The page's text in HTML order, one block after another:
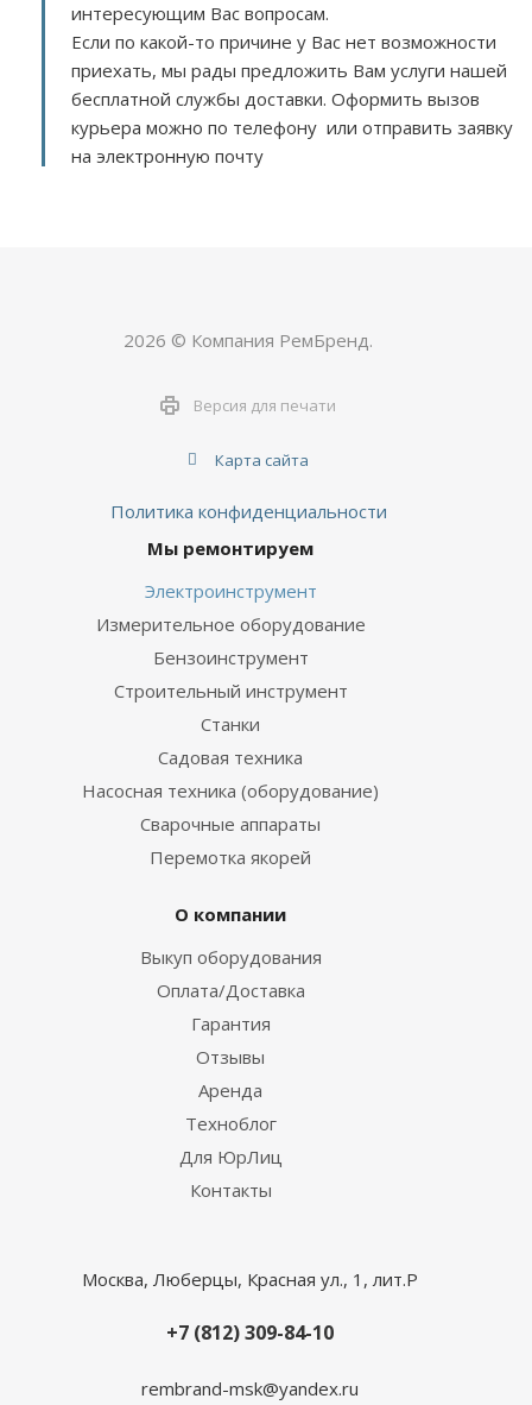
интересующим Вас вопросам.
Если по какой-то причине у Вас нет возможности
приехать, мы рады предложить Вам услуги нашей
бесплатной службы доставки. Оформить вызов
курьера можно по телефону или отправить заявку
на электронную почту
2026 © Компания РемБренд.
Версия для печати
Карта сайта
Политика конфиденциальности
Мы ремонтируем
Электроинструмент
Измерительное оборудование
Бензоинструмент
Строительный инструмент
Станки
Садовая техника
Насосная техника (оборудование)
Сварочные аппараты
Перемотка якорей
О компании
Выкуп оборудования
Оплата/Доставка
Гарантия
Отзывы
Аренда
Техноблог
Для ЮрЛиц
Контакты
Москва, Люберцы, Красная ул., 1, лит.Р
+7 (812) 309-84-10
rembrand-msk@yandex.ru